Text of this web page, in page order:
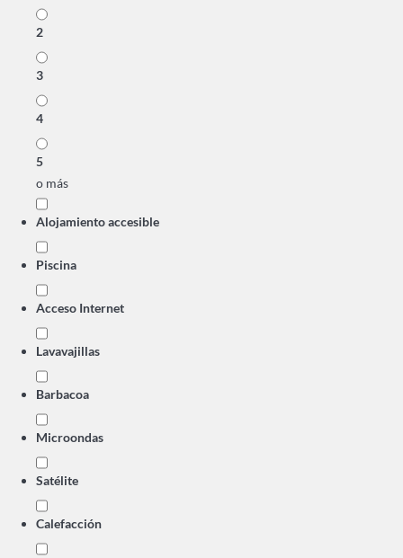
2
3
4
5
o más
Alojamiento accesible
Piscina
Acceso Internet
Lavavajillas
Barbacoa
Microondas
Satélite
Calefacción